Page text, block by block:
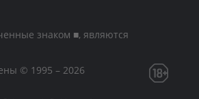
знаком ■, являются
© 1995 – 2026